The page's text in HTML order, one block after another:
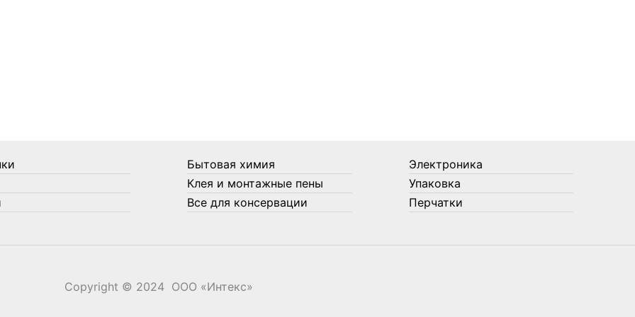
Бытовая химия
Клея и монтажные пены
Все для консервации
Электроника
Упаковка
Перчатки
Copyright © 2024 ООО «‎Интекс»‎